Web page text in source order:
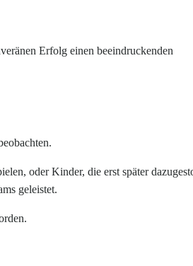
Erfolg einen beeindruckenden
oder Kinder, die erst später
geleistet.